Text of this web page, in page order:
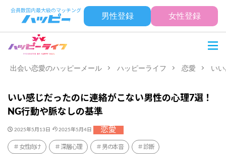
男性登録 女性登録
出会い恋愛のハッピーメール ハッピーライフ 恋愛 い
いい感じだったのに連絡がこない男性の心理7選！
NG行動や脈なしの基準
2025年5月13日 2025年5月4日 恋愛
女性向け 深層心理 男の本音 診断